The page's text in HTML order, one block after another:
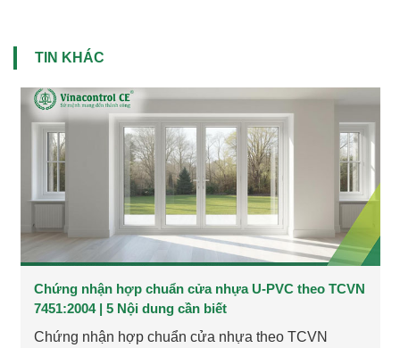
TIN KHÁC
Chứng nhận hợp chuẩn cửa nhựa U-PVC theo TCVN
7451:2004 | 5 Nội dung cần biết
Chứng nhận hợp chuẩn cửa nhựa theo TCVN